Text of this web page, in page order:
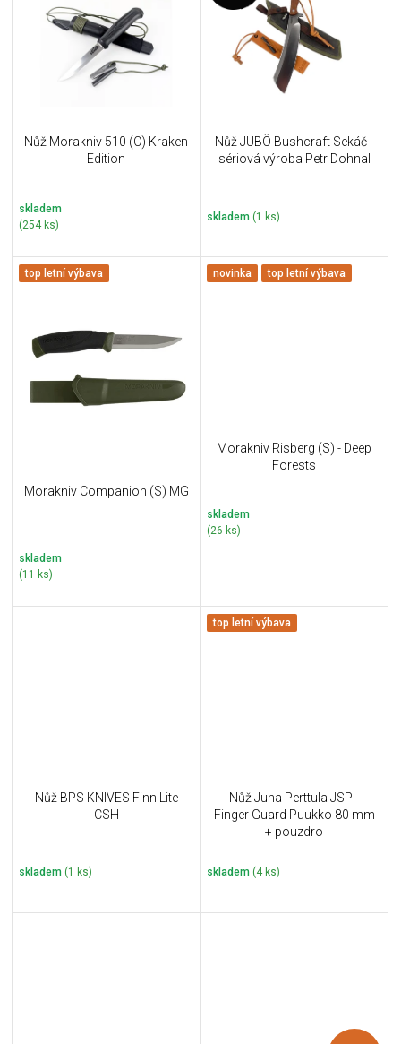
Nůž Morakniv 510 (C) Kraken
Edition
skladem
(254 ks)
Nůž JUBÖ Bushcraft Sekáč -
sériová výroba Petr Dohnal
skladem (1 ks)
top letní výbava
Morakniv Companion (S) MG
skladem
(11 ks)
novinka top letní výbava
Morakniv Risberg (S) - Deep
Forests
skladem
(26 ks)
Nůž BPS KNIVES Finn Lite
CSH
skladem (1 ks)
top letní výbava
Nůž Juha Perttula JSP -
Finger Guard Puukko 80 mm
+ pouzdro
skladem (4 ks)